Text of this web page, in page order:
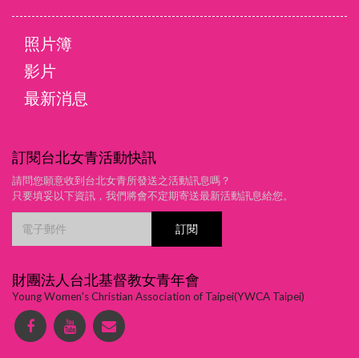
照片簿
影片
最新消息
訂閱台北女青活動快訊
請問您願意收到台北女青所發送之活動訊息嗎？
只要填妥以下資訊，我們將會不定期寄送最新活動訊息給您。
財團法人台北基督教女青年會
Young Women's Christian Association of Taipei(YWCA Taipei)